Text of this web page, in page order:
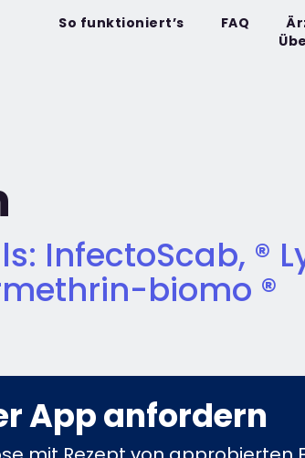
So funktioniert’s FAQ
InfectoScab, ®
biomo ®
App anfordern​